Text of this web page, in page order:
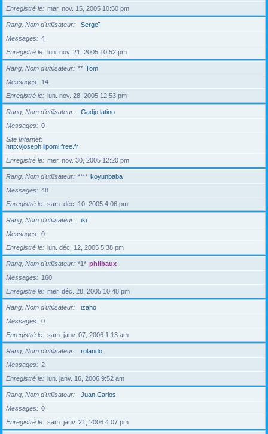
Enregistré le
mar. nov. 15, 2005 10:50 pm
Rang, Nom d’utilisateur
Sergeï
Messages
4
Enregistré le
lun. nov. 21, 2005 10:52 pm
Rang, Nom d’utilisateur ** Tom
Messages
14
Enregistré le
lun. nov. 28, 2005 12:53 pm
Rang, Nom d’utilisateur
Gadjo latino
Messages
0
Site Internet
http://joseph.lipomi.free.fr
Enregistré le
mer. nov. 30, 2005 12:20 pm
Rang, Nom d’utilisateur **** koyunbaba
Messages
48
Enregistré le
sam. déc. 10, 2005 4:06 pm
Rang, Nom d’utilisateur
iki
Messages
0
Enregistré le
lun. déc. 12, 2005 5:38 pm
Rang, Nom d’utilisateur *1* philbaux
Messages
160
Enregistré le
mer. déc. 28, 2005 10:48 pm
Rang, Nom d’utilisateur
izaho
Messages
0
Enregistré le
sam. janv. 07, 2006 1:13 am
Rang, Nom d’utilisateur
rolando
Messages
2
Enregistré le
lun. janv. 16, 2006 9:52 am
Rang, Nom d’utilisateur
Juan Carlos
Messages
0
Enregistré le
sam. janv. 21, 2006 4:07 pm